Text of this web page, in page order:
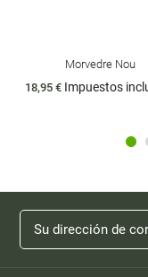
Oregano
1,70 € Impuestos